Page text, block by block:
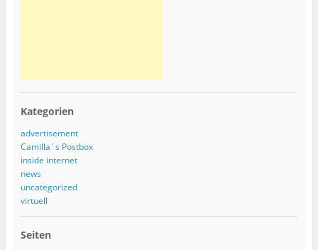
Kategorien
advertisement
Camilla´s Postbox
inside internet
news
uncategorized
virtuell
Seiten